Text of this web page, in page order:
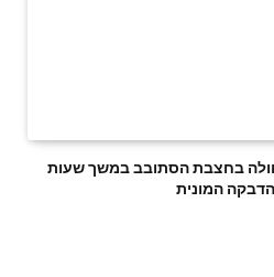
חולה בחצבת הסתובב במשך שעות
המונית